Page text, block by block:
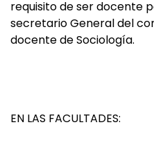
requisito de ser docente
secretario General del
docente de Sociología.
EN LAS FACULTADES: